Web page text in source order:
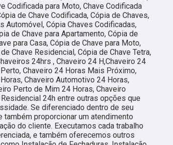
Codificada para Moto, Chave Codificada
de Chave Codificada, Cópia de Chaves,
Automóvel, Cópia Chaves Codificadas,
de Chave para Apartamento, Cópia de
para Casa, Cópia de Chave para Moto,
Chave Residencial, Cópia de Chave Tetra,
24hrs , Chaveiro 24 H,Chaveiro 24
Chaveiro 24 Horas Mais Próximo,
Chaveiro Automotivo 24 Horas,
Perto de Mim 24 Horas, Chaveiro
24h entre outras opções que
Se diferenciado dentro de seu
proporcionar um atendimento
do cliente. Executamos cada trabalho
e também oferecemos outros